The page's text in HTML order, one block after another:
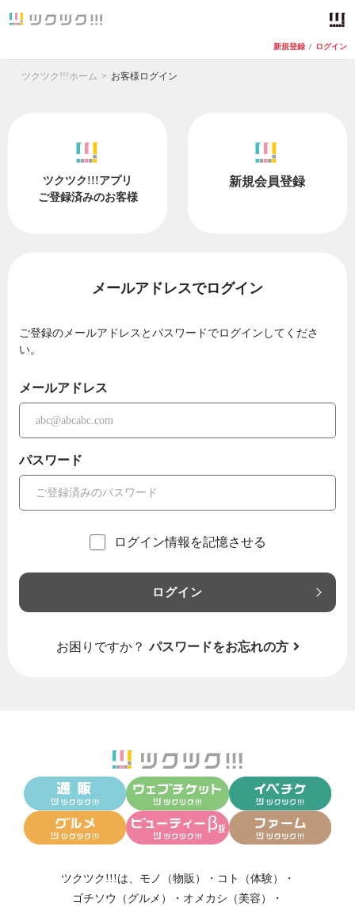
新規登録 / ログイン
ツクツク!!!ホーム お客様ログイン
ツクツク!!!アプリ
ご登録済みのお客様
新規会員登録
メールアドレスでログイン
ご登録のメールアドレスとパスワードでログインしてくださ
い。
メールアドレス
パスワード
ログイン情報を記憶させる
ログイン
お困りですか？ パスワードをお忘れの方
ツクツク!!!は、 モノ（物販） ・ コト（体験）
・
ゴチソウ（グルメ）
・ オメカシ（美容）
・